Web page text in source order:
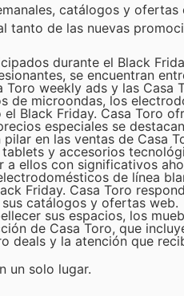
catálogos y
de las nuevas
durante el Black
se encuentran
weekly ads y las Casa
de microondas, los
Black Friday. Casa Toro
especiales se
en las ventas de Casa
y accesorios
a ellos con significativos
de línea
Friday. Casa Toro
catálogos y ofertas web.
sus espacios, los
de Casa Toro, que
deals y la atención que
un solo lugar.